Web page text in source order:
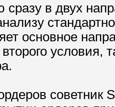
в двух
основное
условия,
советник